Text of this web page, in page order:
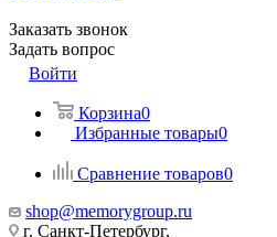
Заказать звонок
Задать вопрос
Войти
Корзина0
Избранные товары0
Сравнение товаров0
shop@memorygroup.ru
г. Санкт-Петербург,